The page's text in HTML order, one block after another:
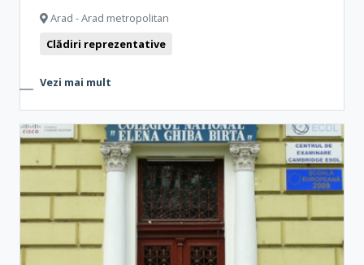
Arad - Arad metropolitan
Clădiri reprezentative
Vezi mai mult